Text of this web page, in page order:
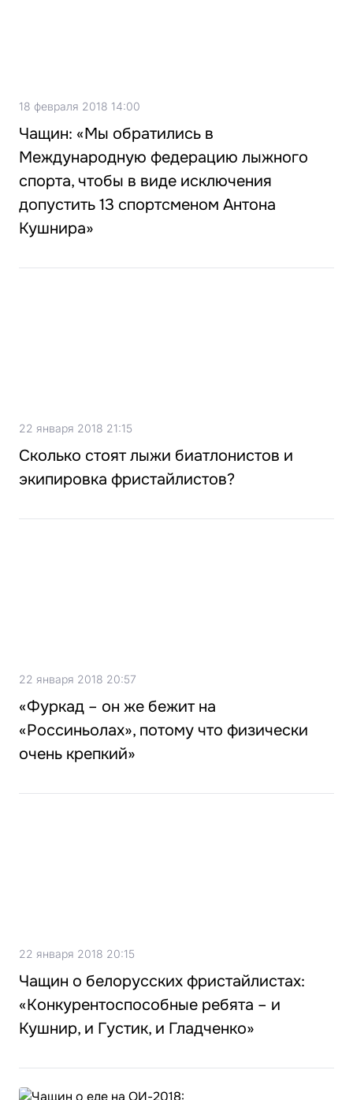
18 февраля 2018 14:00
Чащин: «Мы обратились в
Международную федерацию лыжного
спорта, чтобы в виде исключения
допустить 13 спортсменом Антона
Кушнира»
22 января 2018 21:15
Сколько стоят лыжи биатлонистов и
экипировка фристайлистов?
22 января 2018 20:57
«Фуркад – он же бежит на
«Россиньолах», потому что физически
очень крепкий»
22 января 2018 20:15
Чащин о белорусских фристайлистах:
«Конкурентоспособные ребята – и
Кушнир, и Густик, и Гладченко»